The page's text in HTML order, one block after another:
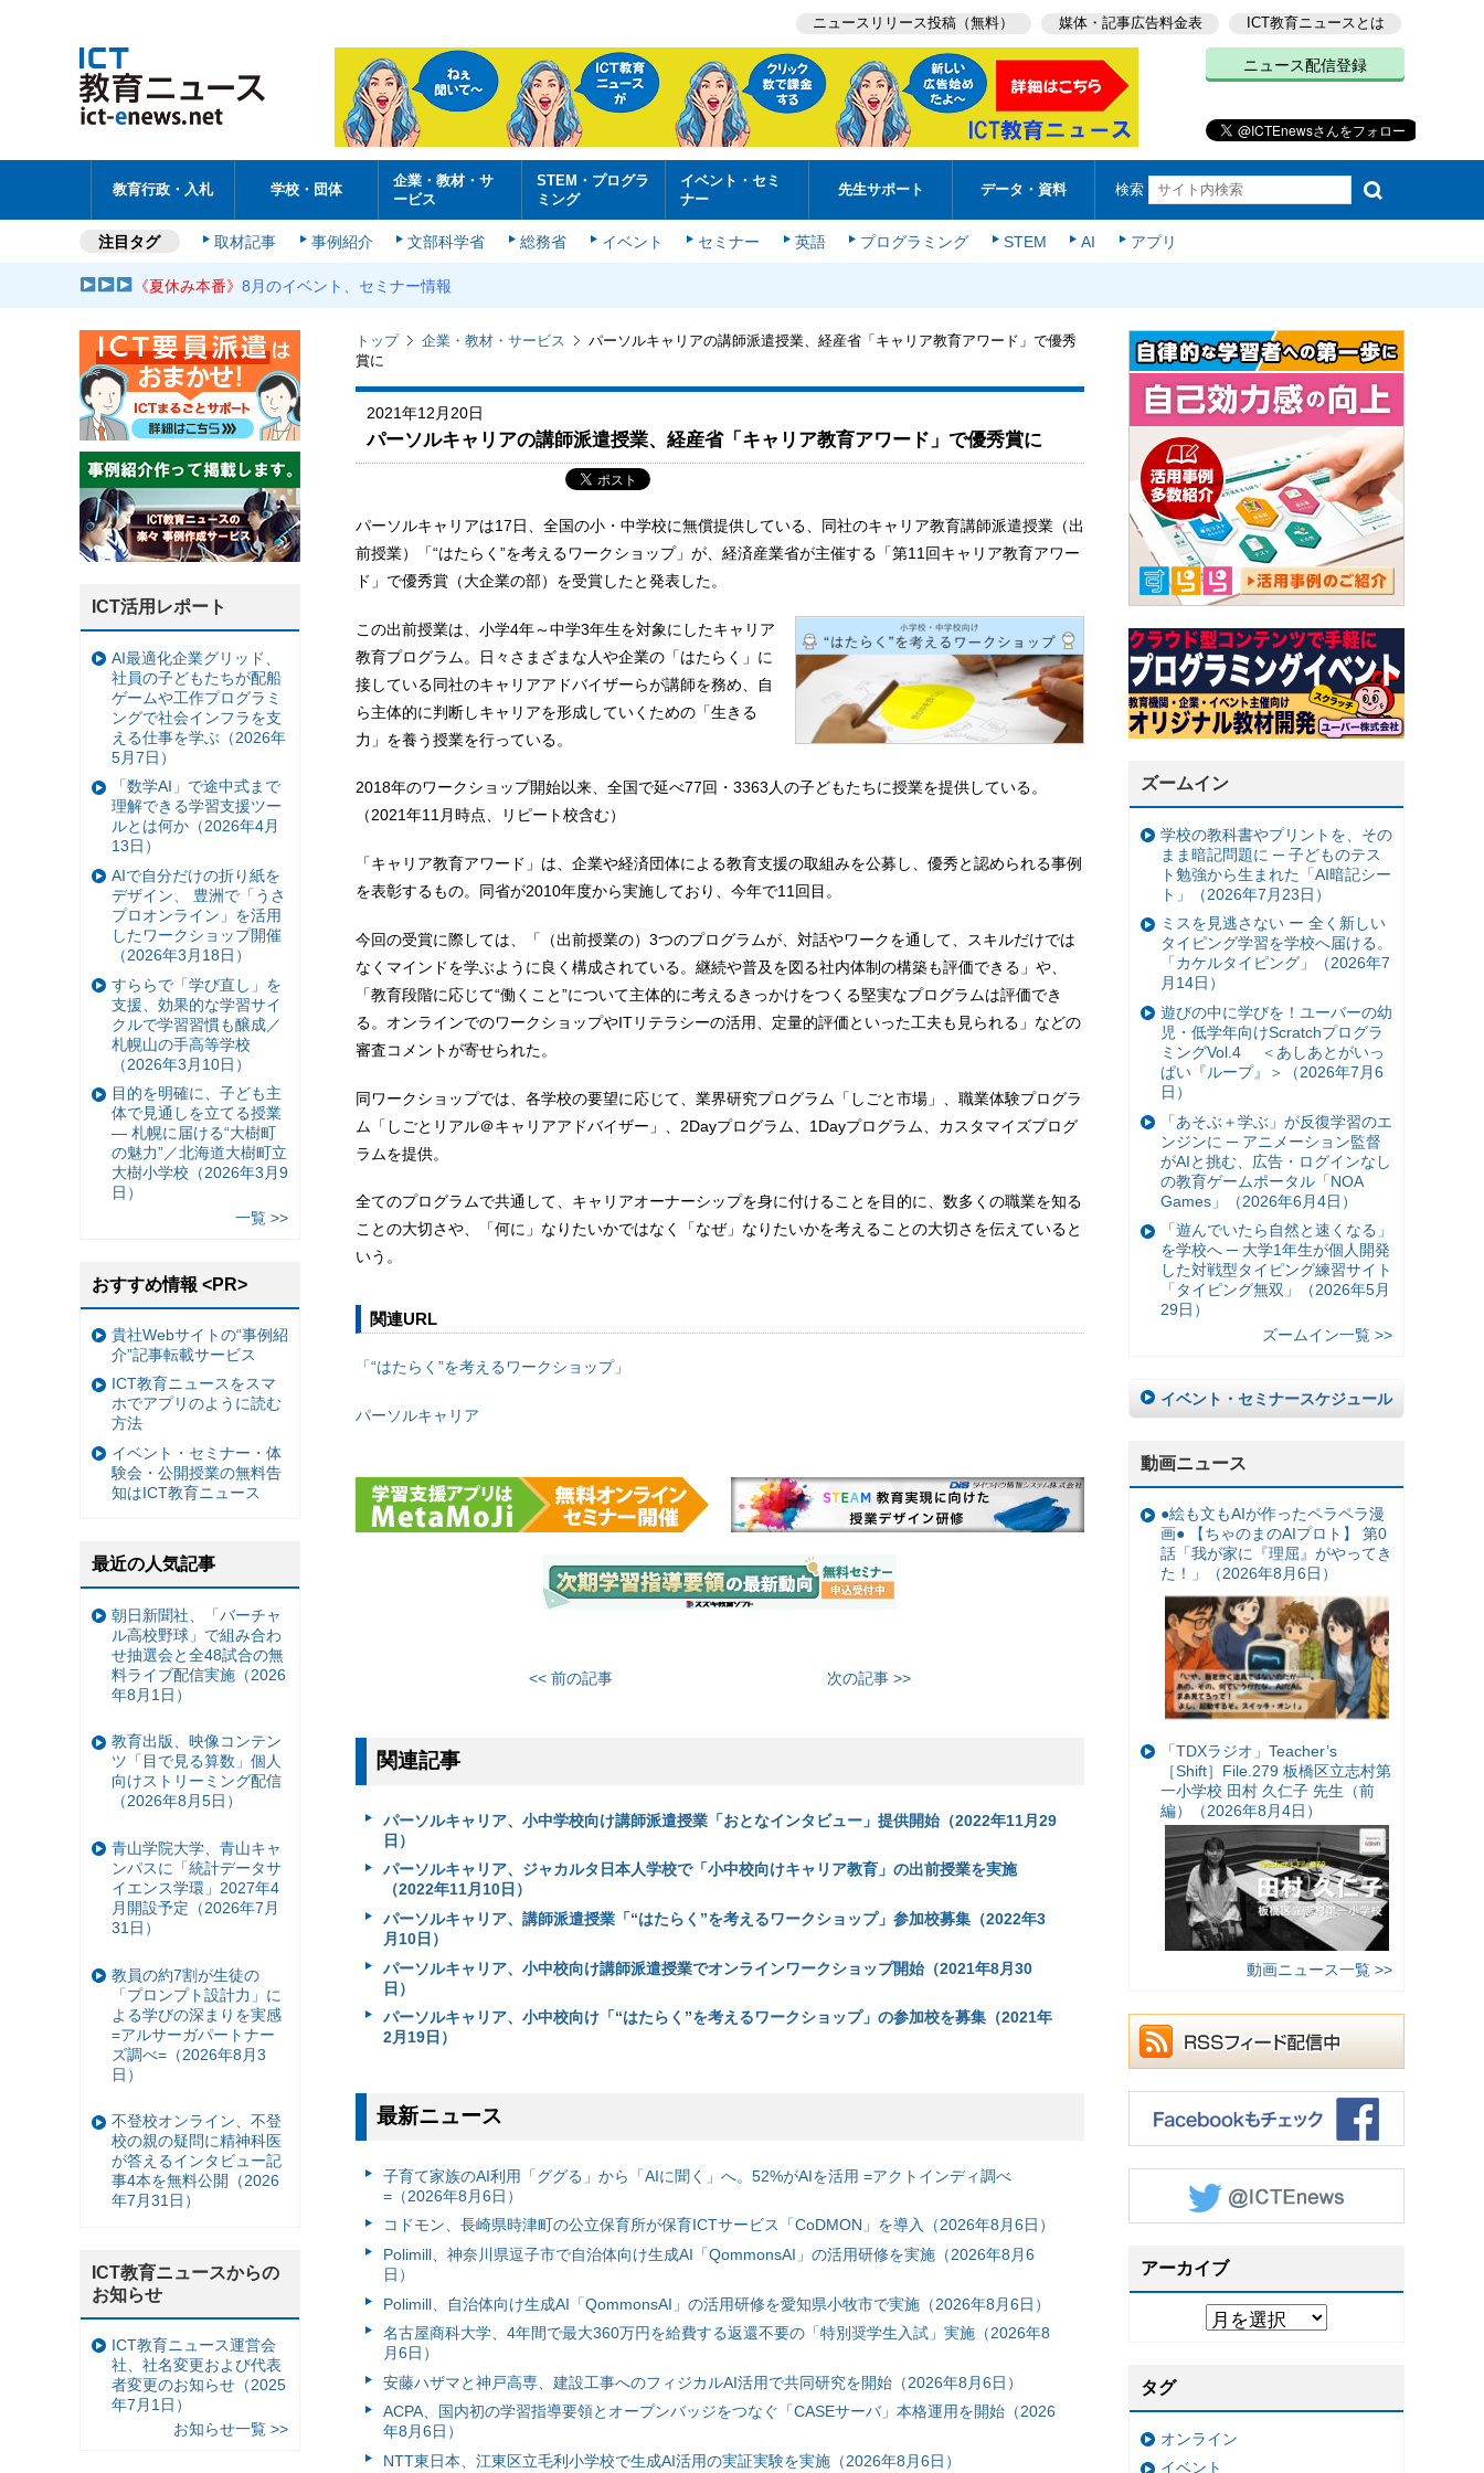
ニュースリリース投稿（無料） 媒体・記事広告料金表 ICT教育ニュースとは
ニュース配信登録
教育行政・入札 学校・団体
企業・教材・サ
ービス
STEM・プログラ
ミング
イベント・セミ
ナー
先生サポート データ・資料 検索
注目タグ 取材記事 事例紹介 文部科学省 総務省 イベント セミナー 英語 プログラミング STEM AI アプリ
《夏休み本番》8月のイベント、セミナー情報
トップ 企業・教材・サービス
パーソルキャリアの講師派遣授業、経産省「キャリア教育アワード」で優秀
賞に
2021年12月20日
パーソルキャリアの講師派遣授業、経産省「キャリア教育アワード」で優秀賞に
パーソルキャリアは17日、全国の小・中学校に無償提供している、同社のキャリア教育講師派遣授業（出
前授業）「“はたらく”を考えるワークショップ」が、経済産業省が主催する「第11回キャリア教育アワー
ド」で優秀賞（大企業の部）を受賞したと発表した。
この出前授業は、小学4年～中学3年生を対象にしたキャリア
教育プログラム。日々さまざまな人や企業の「はたらく」に
接している同社のキャリアアドバイザーらが講師を務め、自
ら主体的に判断しキャリアを形成していくための「生きる
力」を養う授業を行っている。
2018年のワークショップ開始以来、全国で延べ77回・3363人の子どもたちに授業を提供している。
（2021年11月時点、リピート校含む）
「キャリア教育アワード」は、企業や経済団体による教育支援の取組みを公募し、優秀と認められる事例
を表彰するもの。同省が2010年度から実施しており、今年で11回目。
今回の受賞に際しては、「（出前授業の）3つのプログラムが、対話やワークを通して、スキルだけでは
なくマインドを学ぶように良く構成されている。継続や普及を図る社内体制の構築も評価できる」や、
「教育段階に応じて“働くこと”について主体的に考えるきっかけをつくる堅実なプログラムは評価でき
る。オンラインでのワークショップやITリテラシーの活用、定量的評価といった工夫も見られる」などの
審査コメントが寄せられた。
同ワークショップでは、各学校の要望に応じて、業界研究プログラム「しごと市場」、職業体験プログラ
ム「しごとリアル＠キャリアアドバイザー」、2Dayプログラム、1Dayプログラム、カスタマイズプログ
ラムを提供。
全てのプログラムで共通して、キャリアオーナーシップを身に付けることを目的に、数多くの職業を知る
ことの大切さや、「何に」なりたいかではなく「なぜ」なりたいかを考えることの大切さを伝えていると
いう。
関連URL
「“はたらく”を考えるワークショップ」
パーソルキャリア
<< 前の記事 次の記事 >>
関連記事
パーソルキャリア、小中学校向け講師派遣授業「おとなインタビュー」提供開始（2022年11月29
日）
パーソルキャリア、ジャカルタ日本人学校で「小中校向けキャリア教育」の出前授業を実施
（2022年11月10日）
パーソルキャリア、講師派遣授業「“はたらく”を考えるワークショップ」参加校募集（2022年3
月10日）
パーソルキャリア、小中校向け講師派遣授業でオンラインワークショップ開始（2021年8月30
日）
パーソルキャリア、小中校向け「“はたらく”を考えるワークショップ」の参加校を募集（2021年
2月19日）
最新ニュース
子育て家族のAI利用「ググる」から「AIに聞く」へ。52%がAIを活用 =アクトインディ調べ
=（2026年8月6日）
コドモン、長崎県時津町の公立保育所が保育ICTサービス「CoDMON」を導入（2026年8月6日）
Polimill、神奈川県逗子市で自治体向け生成AI「QommonsAI」の活用研修を実施（2026年8月6
日）
Polimill、自治体向け生成AI「QommonsAI」の活用研修を愛知県小牧市で実施（2026年8月6日）
名古屋商科大学、4年間で最大360万円を給費する返還不要の「特別奨学生入試」実施（2026年8
月6日）
安藤ハザマと神戸高専、建設工事へのフィジカルAI活用で共同研究を開始（2026年8月6日）
ACPA、国内初の学習指導要領とオープンバッジをつなぐ「CASEサーバ」本格運用を開始（2026
年8月6日）
NTT東日本、江東区立毛利小学校で生成AI活用の実証実験を実施（2026年8月6日）
ズームイン
学校の教科書やプリントを、その
まま暗記問題に ─ 子どものテス
ト勉強から生まれた「AI暗記シー
ト」（2026年7月23日）
ミスを見逃さない ー 全く新しい
タイピング学習を学校へ届ける。
「カケルタイピング」（2026年7
月14日）
遊びの中に学びを！ユーバーの幼
児・低学年向けScratchプログラ
ミングVol.4 ＜あしあとがいっ
ぱい『ループ』＞（2026年7月6
日）
「あそぶ＋学ぶ」が反復学習のエ
ンジンに ─ アニメーション監督
がAIと挑む、広告・ログインなし
の教育ゲームポータル「NOA
Games」（2026年6月4日）
「遊んでいたら自然と速くなる」
を学校へ ─ 大学1年生が個人開発
した対戦型タイピング練習サイト
「タイピング無双」（2026年5月
29日）
ズームイン一覧 >>
イベント・セミナースケジュール
動画ニュース
●絵も文もAIが作ったペラペラ漫
画● 【ちゃのまのAIプロト】 第0
話「我が家に『理屈』がやってき
た！」（2026年8月6日）
「TDXラジオ」Teacher’s
［Shift］File.279 板橋区立志村第
一小学校 田村 久仁子 先生（前
編）（2026年8月4日）
動画ニュース一覧 >>
アーカイブ
タグ
オンライン
イベント
ICT活用レポート
AI最適化企業グリッド、
社員の子どもたちが配船
ゲームや工作プログラミ
ングで社会インフラを支
える仕事を学ぶ（2026年
5月7日）
「数学AI」で途中式まで
理解できる学習支援ツー
ルとは何か（2026年4月
13日）
AIで自分だけの折り紙を
デザイン、 豊洲で「うさ
プロオンライン」を活用
したワークショップ開催
（2026年3月18日）
すららで「学び直し」を
支援、効果的な学習サイ
クルで学習習慣も醸成／
札幌山の手高等学校
（2026年3月10日）
目的を明確に、子ども主
体で見通しを立てる授業
— 札幌に届ける“大樹町
の魅力”／北海道大樹町立
大樹小学校（2026年3月9
日）
一覧 >>
おすすめ情報 <PR>
貴社Webサイトの“事例紹
介”記事転載サービス
ICT教育ニュースをスマ
ホでアプリのように読む
方法
イベント・セミナー・体
験会・公開授業の無料告
知はICT教育ニュース
最近の人気記事
朝日新聞社、「バーチャ
ル高校野球」で組み合わ
せ抽選会と全48試合の無
料ライブ配信実施（2026
年8月1日）
教育出版、映像コンテン
ツ「目で見る算数」個人
向けストリーミング配信
（2026年8月5日）
青山学院大学、青山キャ
ンパスに「統計データサ
イエンス学環」2027年4
月開設予定（2026年7月
31日）
教員の約7割が生徒の
「プロンプト設計力」に
よる学びの深まりを実感
=アルサーガパートナー
ズ調べ=（2026年8月3
日）
不登校オンライン、不登
校の親の疑問に精神科医
が答えるインタビュー記
事4本を無料公開（2026
年7月31日）
ICT教育ニュースからの
お知らせ
ICT教育ニュース運営会
社、社名変更および代表
者変更のお知らせ（2025
年7月1日）
お知らせ一覧 >>